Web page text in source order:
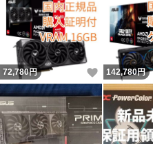
72,780円 いいね！
142,780円